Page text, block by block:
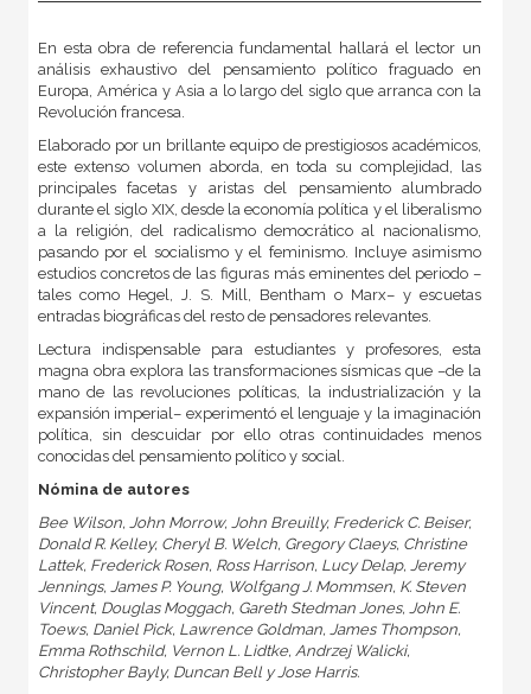
En esta obra de referencia fundamental hallará el lector un
análisis exhaustivo del pensamiento político fraguado en
Europa, América y Asia a lo largo del siglo que arranca con la
Revolución francesa.
Elaborado por un brillante equipo de prestigiosos académicos,
este extenso volumen aborda, en toda su complejidad, las
principales facetas y aristas del pensamiento alumbrado
durante el siglo XIX, desde la economía política y el liberalismo
a la religión, del radicalismo democrático al nacionalismo,
pasando por el socialismo y el feminismo. Incluye asimismo
estudios concretos de las figuras más eminentes del periodo –
tales como Hegel, J. S. Mill, Bentham o Marx– y escuetas
entradas biográficas del resto de pensadores relevantes.
Lectura indispensable para estudiantes y profesores, esta
magna obra explora las transformaciones sísmicas que –de la
mano de las revoluciones políticas, la industrialización y la
expansión imperial– experimentó el lenguaje y la imaginación
política, sin descuidar por ello otras continuidades menos
conocidas del pensamiento político y social.
Nómina de autores
Bee Wilson, John Morrow, John Breuilly, Frederick C. Beiser,
Donald R. Kelley, Cheryl B. Welch, Gregory Claeys, Christine
Lattek, Frederick Rosen, Ross Harrison, Lucy Delap, Jeremy
Jennings, James P. Young, Wolfgang J. Mommsen, K. Steven
Vincent, Douglas Moggach, Gareth Stedman Jones, John E.
Toews, Daniel Pick, Lawrence Goldman, James Thompson,
Emma Rothschild, Vernon L. Lidtke, Andrzej Walicki,
Christopher Bayly, Duncan Bell y Jose Harris.